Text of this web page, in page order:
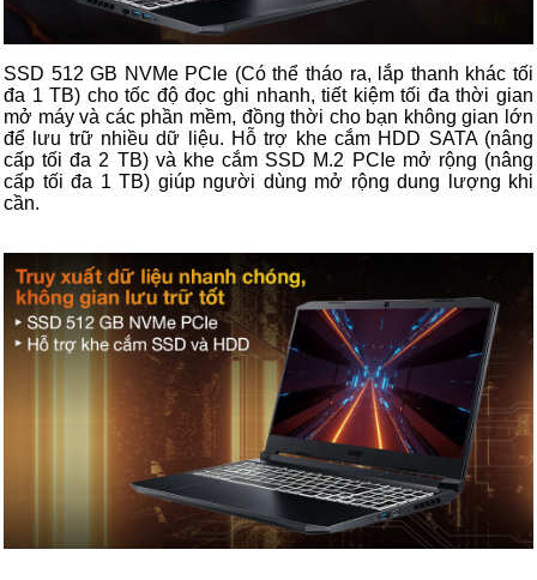
SSD 512 GB NVMe PCIe (Có thể tháo ra, lắp thanh khác tối
đa 1 TB) cho tốc độ đọc ghi nhanh, tiết kiệm tối đa thời gian
mở máy và các phần mềm, đồng thời cho bạn không gian lớn
để lưu trữ nhiều dữ liệu. Hỗ trợ khe cắm HDD SATA (nâng
cấp tối đa 2 TB) và khe cắm SSD M.2 PCIe mở rộng (nâng
cấp tối đa 1 TB) giúp người dùng mở rộng dung lượng khi
cần.